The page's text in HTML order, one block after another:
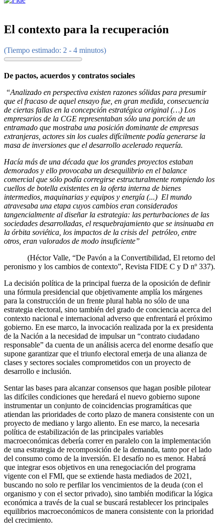
El contexto para la recuperación
(Tiempo estimado: 2 - 4 minutos)
De pactos, acuerdos y contratos sociales
“Analizado en perspectiva existen razones sólidas para presumir
que el fracaso de aquel ensayo fue, en gran medida, consecuencia
de ciertas fallas en la concepción estratégica original (…) Los
empresarios de la CGE representaban sólo una porción de un
entramado que mostraba una posición dominante de empresas
extranjeras, actores sin los cuales difícilmente podía generarse la
masa de inversiones que el desarrollo acelerado requería.
Hacía más de una década que los grandes proyectos estaban
demorados y ello provocaba un desequilibrio en el balance
comercial que sólo podía corregirse estructuralmente rompiendo los
cuellos de botella existentes en la oferta interna de bienes
intermedios, maquinarias y equipos y energía (...) El mundo
atravesaba una etapa cuyos cambios eran considerados
tangencialmente al diseñar la estrategia: las perturbaciones de las
sociedades desarrolladas, el resquebrajamiento que se insinuaba en
la órbita soviética, los impactos de la crisis del petróleo, entre
otros, eran valorados de modo insuficiente”
(Héctor Valle, “De Pavón a la Convertibilidad, El retorno del
peronismo y los cambios de contexto”, Revista FIDE C y D nº 337).
La decisión política de la principal fuerza de la oposición de definir
una fórmula presidencial que objetivamente amplía los márgenes
para la construcción de un frente plural habla no sólo de una
estrategia electoral, sino también del grado de conciencia acerca del
contexto nacional e internacional adverso que enfrentará el próximo
gobierno. En ese marco, la invocación realizada por la ex presidenta
de la Nación a la necesidad de impulsar un “contrato ciudadano
responsable” da cuenta de un análisis acerca del enorme desafío que
supone garantizar que el triunfo electoral emerja de una alianza de
clases y sectores sociales comprometidos con un proyecto de
desarrollo e inclusión.
Sentar las bases para alcanzar consensos que hagan posible pilotear
las difíciles condiciones que heredará el nuevo gobierno supone
instrumentar un conjunto de coincidencias programáticas que
atiendan las prioridades de corto plazo de manera consistente con un
proyecto de mediano y largo aliento. En ese marco, la necesaria
política de estabilización de las principales variables
macroeconómicas debería correr en paralelo con la implementación
de una estrategia de recomposición de la demanda, tanto por el lado
del consumo como de la inversión. El desafío no es menor. Habrá
que integrar esos objetivos en una renegociación del programa
vigente con el FMI, que se extiende hasta mediados de 2021,
buscando no solo re perfilar los vencimientos de la deuda (con el
organismo y con el sector privado), sino también modificar la lógica
económica a través de la cual se buscará restablecer los principales
equilibrios macroeconómicos de manera consistente con la prioridad
del crecimiento.